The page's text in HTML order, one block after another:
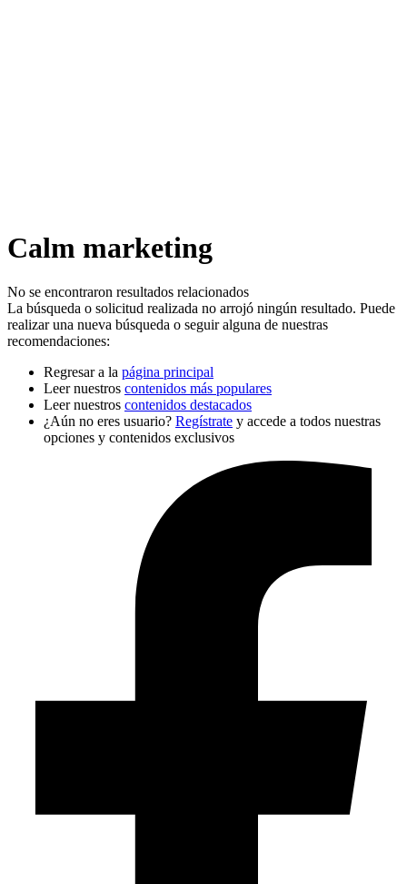
Calm marketing
No se encontraron resultados relacionados
La búsqueda o solicitud realizada no arrojó ningún resultado. Puede
realizar una nueva búsqueda o seguir alguna de nuestras
recomendaciones:
Regresar a la página principal
Leer nuestros contenidos más populares
Leer nuestros contenidos destacados
¿Aún no eres usuario? Regístrate y accede a todos nuestras
opciones y contenidos exclusivos